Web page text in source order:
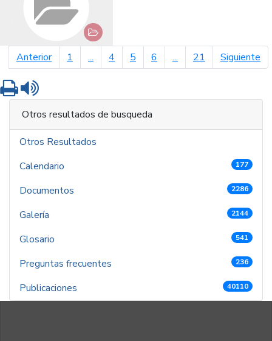
Anteriorpágina anterior
1 ... 4 5 6 ... 21 Siguiente
Imprimir
Otros resultados de busqueda
Otros Resultados
Calendario
177
Documentos 2286
Galería 2144
Glosario 541
Preguntas frecuentes 236
Publicaciones 40110